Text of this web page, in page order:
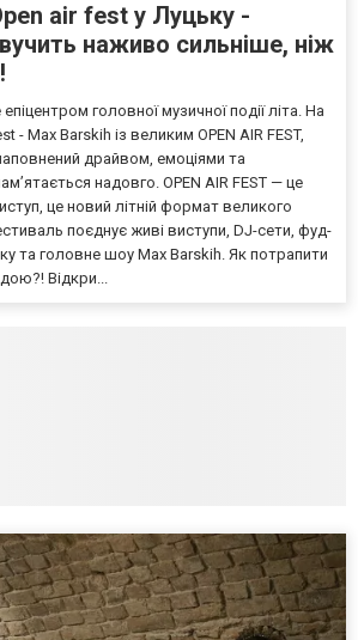
air fest у Луцьку -
наживо сильніше, ніж
головної музичної події літа. На
- Max Barskih із великим OPEN AIR FEST,
драйвом, емоціями та
надовго. OPEN AIR FEST — це
це новий літній формат великого
поєднує живі виступи, DJ-сети, фуд-
та головне шоу Max Barskih. Як потрапити
Відкри...